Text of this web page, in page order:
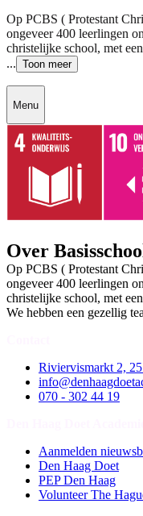
Op PCBS ( Protestant
ongeveer 400 leerlingen
christelijke school, met
... Toon meer
Menu
Over
Op PCBS ( Protestant
ongeveer 400 leerlingen
christelijke school, met
We hebben een gezellig
Riviervismarkt 2,
070 - 302 44 19
Aanmelden
Den Haag Doet
PEP Den Haag
Volunteer The